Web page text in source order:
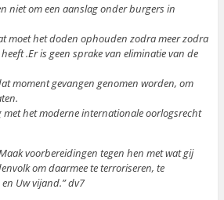
niet om een aanslag onder burgers in
moet het doden ophouden zodra meer zodra
.Er is geen sprake van eliminatie van de
moment gevangen genomen worden, om
met het moderne internationale oorlogsrecht
voorbereidingen tegen hen met wat gij
om daarmee te terroriseren, te
Uw vijand.” dv7